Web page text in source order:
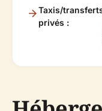
Taxis/
privés :